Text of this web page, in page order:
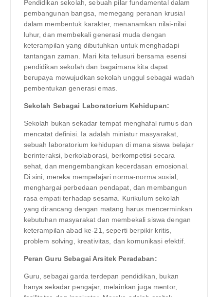
Pendidikan sekolah, sebuah pilar fundamental dalam
pembangunan bangsa, memegang peranan krusial
dalam membentuk karakter, menanamkan nilai-nilai
luhur, dan membekali generasi muda dengan
keterampilan yang dibutuhkan untuk menghadapi
tantangan zaman. Mari kita telusuri bersama esensi
pendidikan sekolah dan bagaimana kita dapat
berupaya mewujudkan sekolah unggul sebagai wadah
pembentukan generasi emas.
Sekolah Sebagai Laboratorium Kehidupan:
Sekolah bukan sekadar tempat menghafal rumus dan
mencatat definisi. Ia adalah miniatur masyarakat,
sebuah laboratorium kehidupan di mana siswa belajar
berinteraksi, berkolaborasi, berkompetisi secara
sehat, dan mengembangkan kecerdasan emosional.
Di sini, mereka mempelajari norma-norma sosial,
menghargai perbedaan pendapat, dan membangun
rasa empati terhadap sesama. Kurikulum sekolah
yang dirancang dengan matang harus mencerminkan
kebutuhan masyarakat dan membekali siswa dengan
keterampilan abad ke-21, seperti berpikir kritis,
problem solving, kreativitas, dan komunikasi efektif.
Peran Guru Sebagai Arsitek Peradaban:
Guru, sebagai garda terdepan pendidikan, bukan
hanya sekadar pengajar, melainkan juga mentor,